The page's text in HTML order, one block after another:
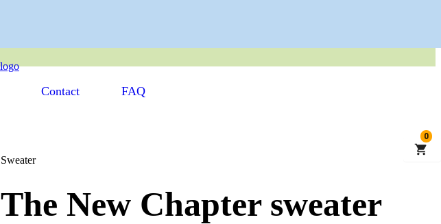
Contact FAQ
Sweater
The New Chapter sweater
0